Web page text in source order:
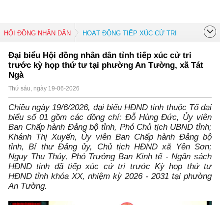
HỘI ĐỒNG NHÂN DÂN HOẠT ĐỘNG TIẾP XÚC CỬ TRI
Đại biểu Hội đồng nhân dân tỉnh tiếp xúc cử tri
trước kỳ họp thứ tư tại phường An Tường, xã Tát
Ngà
Thứ sáu, ngày 19-06-2026
Chiều ngày 19/6/2026, đại biểu HĐND tỉnh thuộc Tổ đại
biểu số 01 gồm các đồng chí: Đỗ Hùng Đức, Ủy viên
Ban Chấp hành Đảng bộ tỉnh, Phó Chủ tịch UBND tỉnh;
Khánh Thị Xuyến, Ủy viên Ban Chấp hành Đảng bộ
tỉnh, Bí thư Đảng ủy, Chủ tịch HĐND xã Yên Sơn;
Ngụy Thu Thủy, Phó Trưởng Ban Kinh tế - Ngân sách
HĐND tỉnh đã tiếp xúc cử tri trước Kỳ họp thứ tư
HĐND tỉnh khóa XX, nhiệm kỳ 2026 - 2031 tại phường
An Tường.